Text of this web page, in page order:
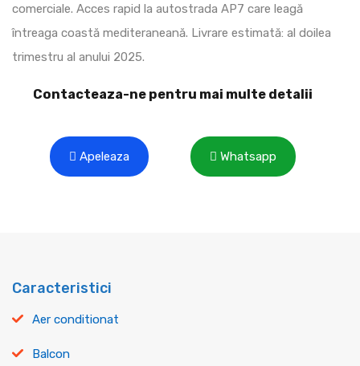
comerciale. Acces rapid la autostrada AP7 care leagă
întreaga coastă mediteraneană. Livrare estimată: al doilea
trimestru al anului 2025.
Contacteaza-ne pentru mai multe detalii
Apeleaza Whatsapp
Caracteristici
Aer conditionat
Balcon